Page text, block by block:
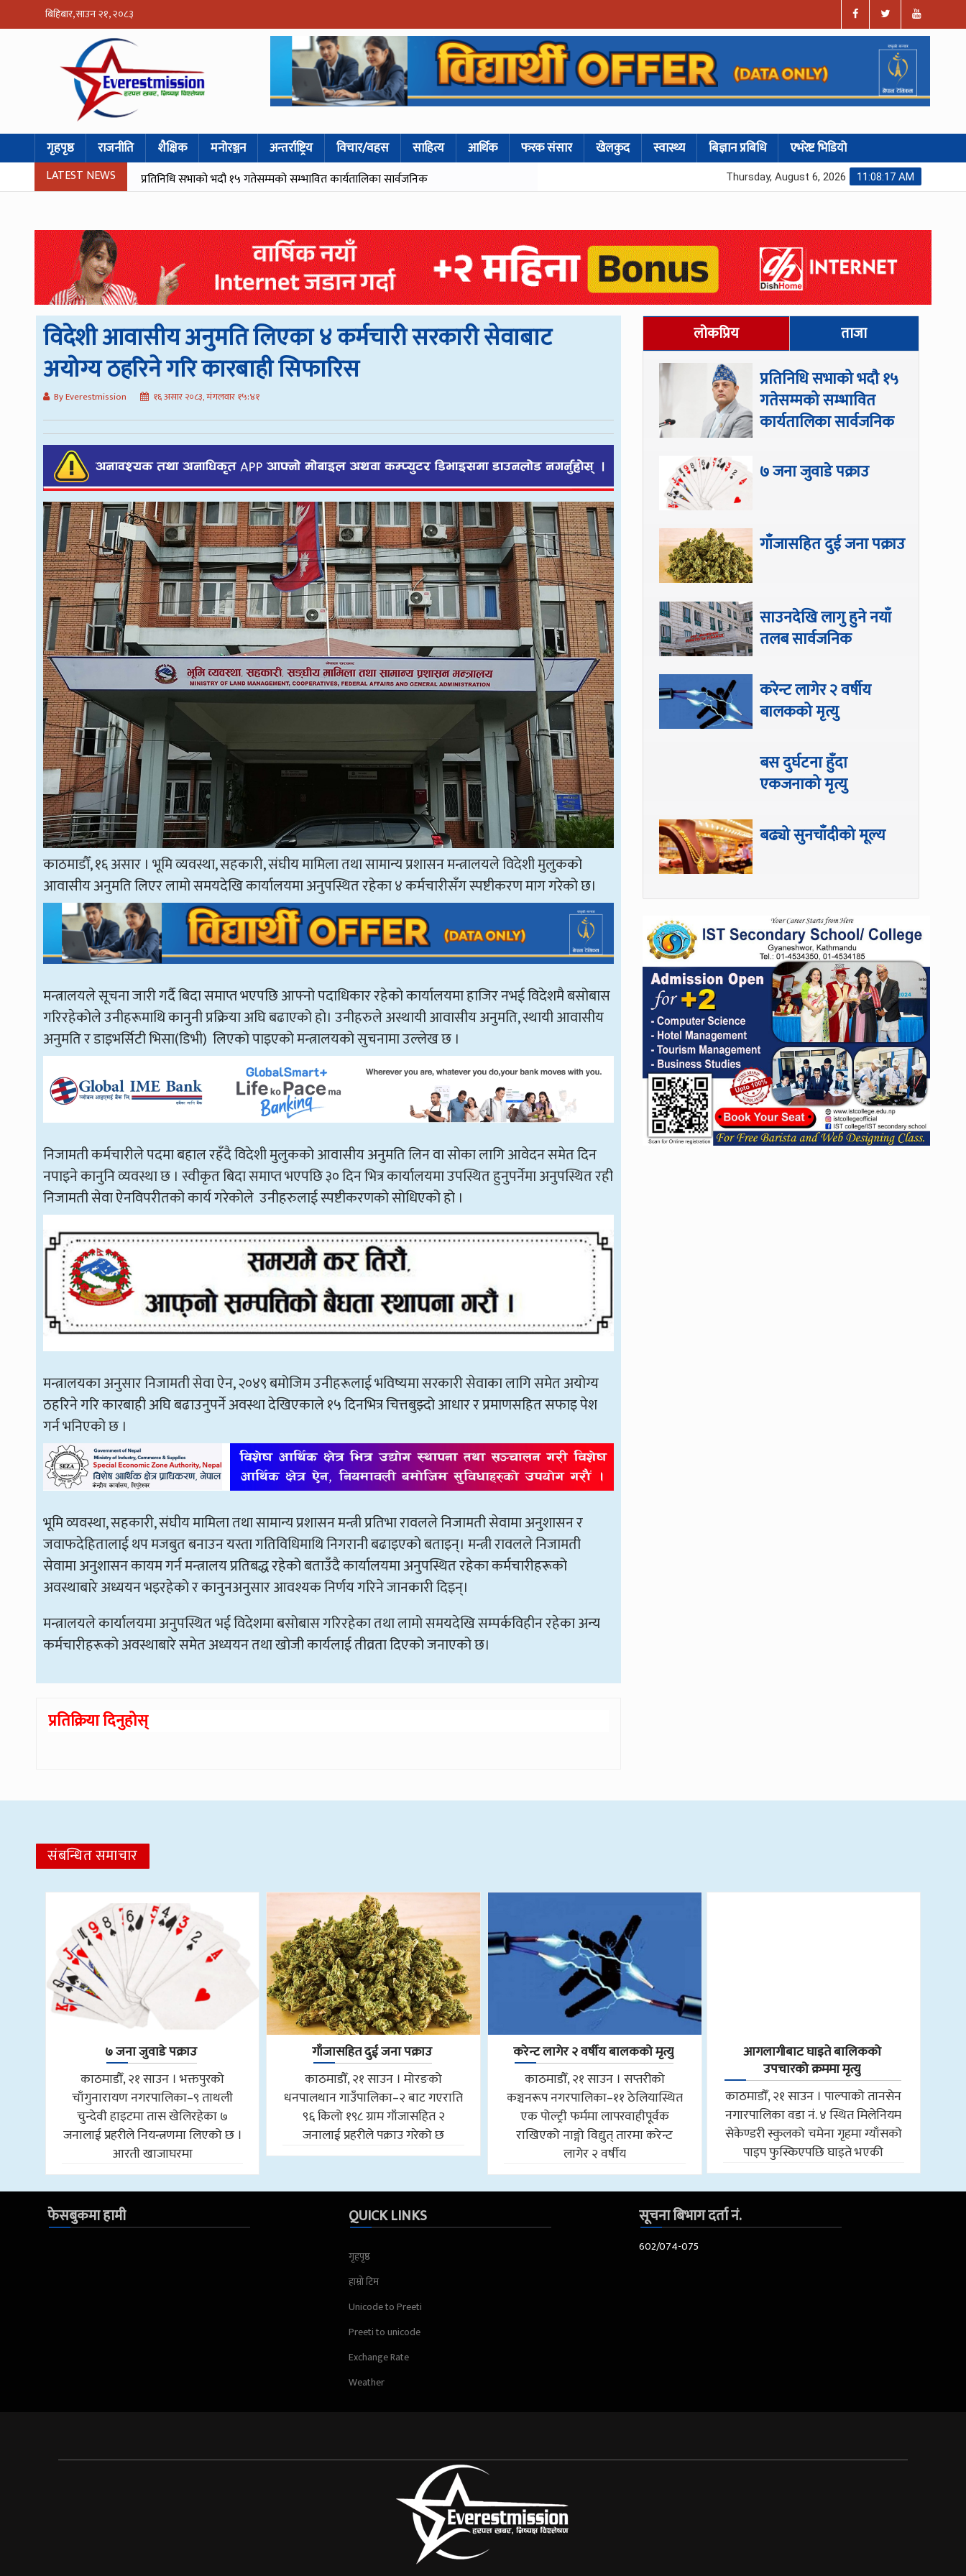
बिहिबार, साउन २१, २०८३
गृहपृष्ठ राजनीति शैक्षिक मनोरञ्जन अन्तर्राष्ट्रिय विचार/वहस साहित्य आर्थिक फरक संसार खेलकुद स्वास्थ्य बिज्ञान प्रबिधि एभरेष्ट भिडियो
LATEST NEWS प्रतिनिधि सभाको भदौ १५ गतेसम्मको सम्भावित कार्यतालिका सार्वजनिक 11:08:18 AM
Thursday, August 6, 2026
विदेशी आवासीय अनुमति लिएका ४ कर्मचारी सरकारी सेवाबाट
अयोग्य ठहरिने गरि कारबाही सिफारिस
By Everestmission १६ असार २०८३, मंगलवार १५:४१
काठमाडौँ, १६ असार । भूमि व्यवस्था, सहकारी, संघीय मामिला तथा सामान्य प्रशासन मन्त्रालयले विदेशी मुलुकको
आवासीय अनुमति लिएर लामो समयदेखि कार्यालयमा अनुपस्थित रहेका ४ कर्मचारीसँग स्पष्टीकरण माग गरेको छ।
मन्त्रालयले सूचना जारी गर्दै बिदा समाप्त भएपछि आफ्नो पदाधिकार रहेको कार्यालयमा हाजिर नभई विदेशमै बसोबास
गरिरहेकोले उनीहरूमाथि कानुनी प्रक्रिया अघि बढाएको हो। उनीहरुले अस्थायी आवासीय अनुमति, स्थायी आवासीय
अनुमति र डाइभर्सिटी भिसा(डिभी) लिएको पाइएको मन्त्रालयको सुचनामा उल्लेख छ ।
निजामती कर्मचारीले पदमा बहाल रहँदै विदेशी मुलुकको आवासीय अनुमति लिन वा सोका लागि आवेदन समेत दिन
नपाइने कानुनि व्यवस्था छ । स्वीकृत बिदा समाप्त भएपछि ३० दिन भित्र कार्यालयमा उपस्थित हुनुपर्नेमा अनुपस्थित रही
निजामती सेवा ऐनविपरीतको कार्य गरेकोले उनीहरुलाई स्पष्टीकरणको सोधिएको हो ।
मन्त्रालयका अनुसार निजामती सेवा ऐन, २०४९ बमोजिम उनीहरूलाई भविष्यमा सरकारी सेवाका लागि समेत अयोग्य
ठहरिने गरि कारबाही अघि बढाउनुपर्ने अवस्था देखिएकाले १५ दिनभित्र चित्तबुझ्दो आधार र प्रमाणसहित सफाइ पेश
गर्न भनिएको छ ।
भूमि व्यवस्था, सहकारी, संघीय मामिला तथा सामान्य प्रशासन मन्त्री प्रतिभा रावलले निजामती सेवामा अनुशासन र
जवाफदेहितालाई थप मजबुत बनाउन यस्ता गतिविधिमाथि निगरानी बढाइएको बताइन्। मन्त्री रावलले निजामती
सेवामा अनुशासन कायम गर्न मन्त्रालय प्रतिबद्ध रहेको बताउँदै कार्यालयमा अनुपस्थित रहेका कर्मचारीहरूको
अवस्थाबारे अध्ययन भइरहेको र कानुनअनुसार आवश्यक निर्णय गरिने जानकारी दिइन्।
मन्त्रालयले कार्यालयमा अनुपस्थित भई विदेशमा बसोबास गरिरहेका तथा लामो समयदेखि सम्पर्कविहीन रहेका अन्य
कर्मचारीहरूको अवस्थाबारे समेत अध्ययन तथा खोजी कार्यलाई तीव्रता दिएको जनाएको छ।
प्रतिक्रिया दिनुहोस्
लोकप्रिय ताजा
प्रतिनिधि सभाको भदौ १५
गतेसम्मको सम्भावित
कार्यतालिका सार्वजनिक
७ जना जुवाडे पक्राउ
गाँजासहित दुई जना पक्राउ
साउनदेखि लागु हुने नयाँ
तलब सार्वजनिक
करेन्ट लागेर २ वर्षीय
बालकको मृत्यु
बस दुर्घटना हुँदा
एकजनाको मृत्यु
बढ्यो सुनचाँदीको मूल्य
संबन्धित समाचार
७ जना जुवाडे पक्राउ
काठमाडौँ, २१ साउन । भक्तपुरको
चाँगुनारायण नगरपालिका–९ ताथली
चुन्देवी हाइटमा तास खेलिरहेका ७
जनालाई प्रहरीले नियन्त्रणमा लिएको छ ।
आरती खाजाघरमा
गाँजासहित दुई जना पक्राउ
काठमाडौँ, २१ साउन । मोरङको
धनपालथान गाउँपालिका–२ बाट गएराति
९६ किलो १९८ ग्राम गाँजासहित २
जनालाई प्रहरीले पक्राउ गरेको छ
करेन्ट लागेर २ वर्षीय बालकको मृत्यु
काठमाडौँ, २१ साउन । सप्तरीको
कञ्चनरूप नगरपालिका–११ ठेलियास्थित
एक पोल्ट्री फर्ममा लापरवाहीपूर्वक
राखिएको नाङ्गो विद्युत् तारमा करेन्ट
लागेर २ वर्षीय
आगलागीबाट घाइते बालिकको
उपचारको क्रममा मृत्यु
काठमाडौँ, २१ साउन । पाल्पाको तानसेन
नगारपालिका वडा नं. ४ स्थित मिलेनियम
सेकेण्डरी स्कुलको चमेना गृहमा ग्याँसको
पाइप फुस्किएपछि घाइते भएकी
फेसबुकमा हामी QUICK LINKS
गृहपृष्ठ
हाम्रो टिम
Unicode to Preeti
Preeti to unicode
Exchange Rate
Weather
सूचना बिभाग दर्ता नं.
602/074-075